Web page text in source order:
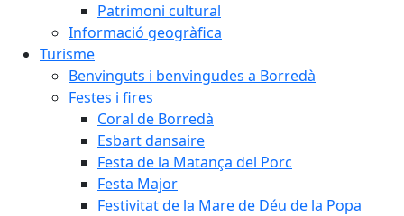
Patrimoni cultural
Informació geogràfica
Turisme
Benvinguts i benvingudes a Borredà
Festes i fires
Coral de Borredà
Esbart dansaire
Festa de la Matança del Porc
Festa Major
Festivitat de la Mare de Déu de la Popa